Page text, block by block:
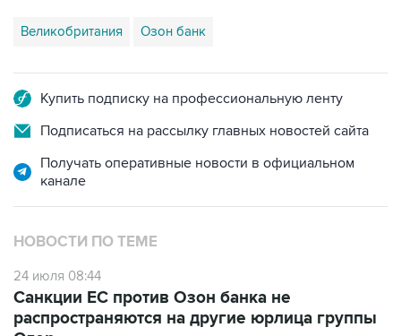
Великобритания Озон банк
Купить подписку на профессиональную ленту
Подписаться на рассылку главных новостей сайта
Получать оперативные новости в официальном
канале
НОВОСТИ ПО ТЕМЕ
24 июля 08:44
Санкции ЕС против Озон банка не
распространяются на другие юрлица группы